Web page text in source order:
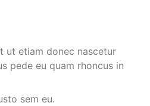
ut etiam donec nascetur
pede eu quam rhoncus in
sem eu.